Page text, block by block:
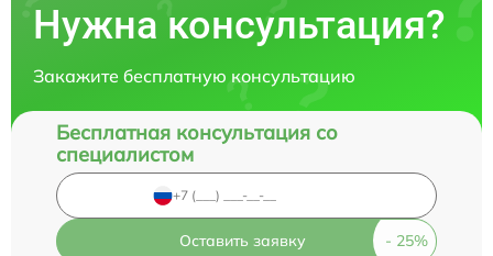
Нужна консультация?
Закажите бесплатную консультацию
Бесплатная консультация со
специалистом
Оставить заявку